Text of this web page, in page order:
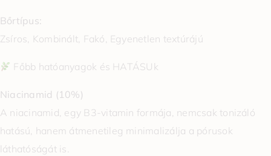
Bőrtípus:
Zsíros, Kombinált, Fakó, Egyenetlen textúrájú
Főbb hatóanyagok és HATÁSUk
Niacinamid (10%)
A niacinamid, egy B3-vitamin formája, nemcsak tonizáló
hatású, hanem átmenetileg minimalizálja a pórusok
láthatóságát is.